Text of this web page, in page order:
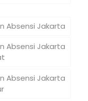
Absensi Jakarta
Absensi Jakarta
Absensi Jakarta